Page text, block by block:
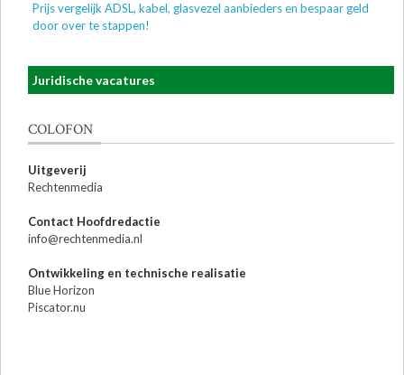
Prijs vergelijk ADSL, kabel, glasvezel aanbieders en bespaar geld
door over te stappen!
Juridische vacatures
COLOFON
Uitgeverij
Rechtenmedia
Contact Hoofdredactie
info@rechtenmedia.nl
Ontwikkeling en technische realisatie
Blue Horizon
Piscator.nu